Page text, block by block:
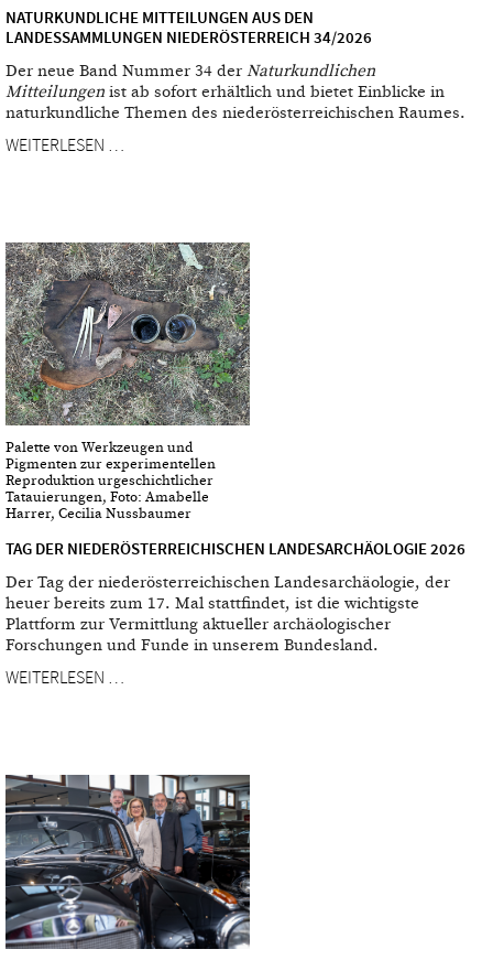
NATURKUNDLICHE MITTEILUNGEN AUS DEN
LANDESSAMMLUNGEN NIEDERÖSTERREICH 34/2026
Der neue Band Nummer 34 der Naturkundlichen
Mitteilungen ist ab sofort erhältlich und bietet Einblicke in
naturkundliche Themen des niederösterreichischen Raumes.
WEITERLESEN …
Palette von Werkzeugen und
Pigmenten zur experimentellen
Reproduktion urgeschichtlicher
Tatauierungen, Foto: Amabelle
Harrer, Cecilia Nussbaumer
TAG DER NIEDERÖSTERREICHISCHEN LANDESARCHÄOLOGIE 2026
Der Tag der niederösterreichischen Landesarchäologie, der
heuer bereits zum 17. Mal stattfindet, ist die wichtigste
Plattform zur Vermittlung aktueller archäologischer
Forschungen und Funde in unserem Bundesland.
WEITERLESEN …